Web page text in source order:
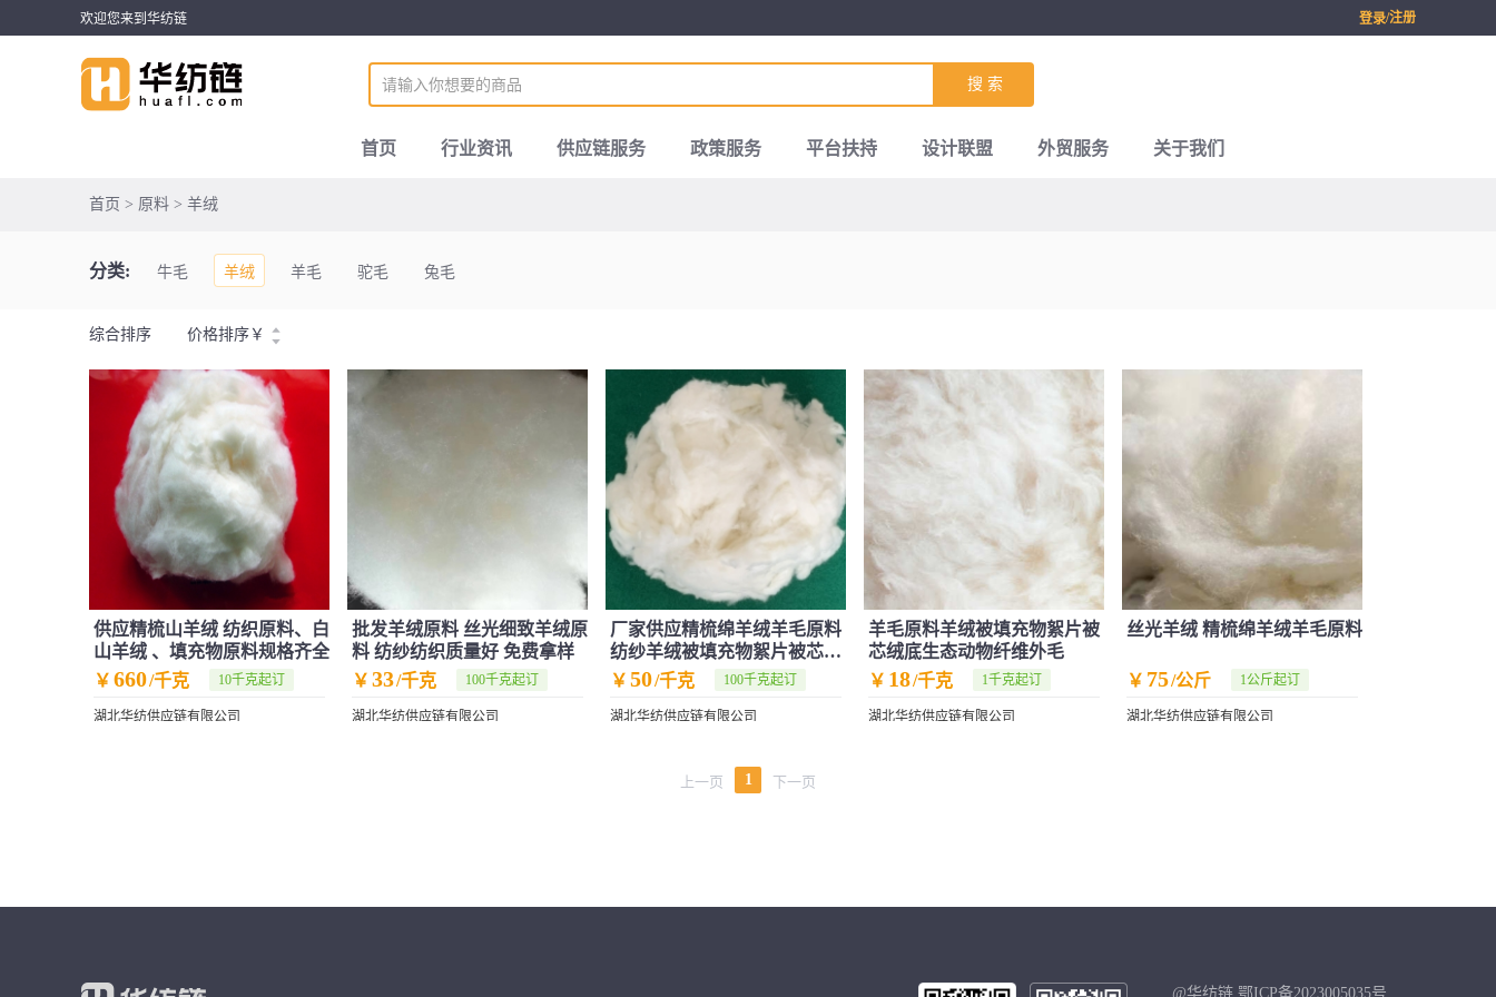
欢迎您来到华纺链 登录/注册
搜 索
首页 行业资讯 供应链服务 政策服务 平台扶持 设计联盟 外贸服务 关于我们
首页 > 原料 > 羊绒
分类: 牛毛 羊绒 羊毛 驼毛 兔毛
综合排序 价格排序 ￥
供应精梳山羊绒 纺织原料、白
山羊绒 、填充物原料规格齐全
￥ 660/千克 10千克起订
湖北华纺供应链有限公司
批发羊绒原料 丝光细致羊绒原
料 纺纱纺织质量好 免费拿样
￥ 33/千克 100千克起订
湖北华纺供应链有限公司
厂家供应精梳绵羊绒羊毛原料
纺纱羊绒被填充物絮片被芯原
料批发
￥ 50/千克 100千克起订
湖北华纺供应链有限公司
羊毛原料羊绒被填充物絮片被
芯绒底生态动物纤维外毛
￥ 18/千克 1千克起订
湖北华纺供应链有限公司
丝光羊绒 精梳绵羊绒羊毛原料
￥ 75/公斤 1公斤起订
湖北华纺供应链有限公司
上一页 1 下一页
@华纺链 鄂ICP备2023005035号